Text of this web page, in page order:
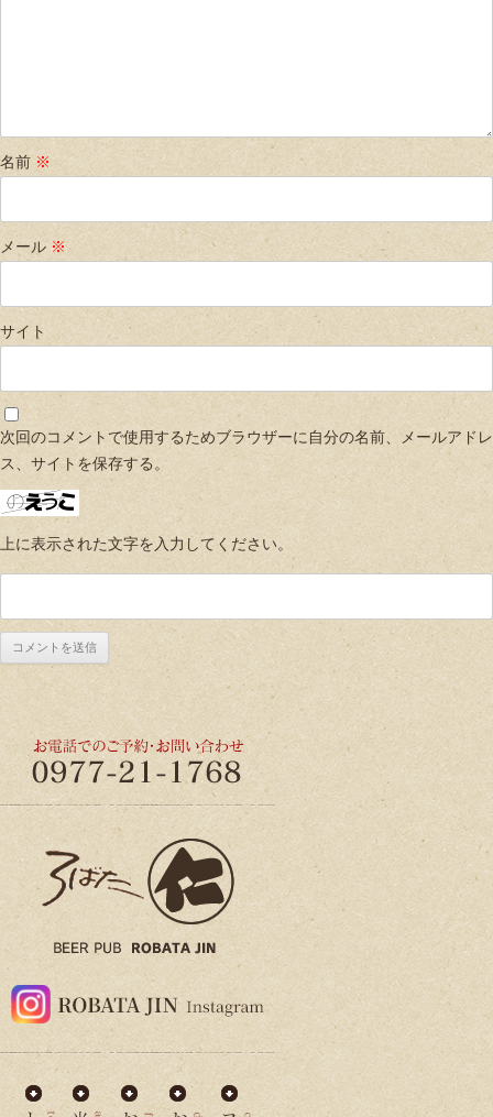
名前 ※
メール※
サイト
次回のコメントで使用するためブラウザーに自分の名前、メールアドレ
ス、サイトを保存する。
上に表示された文字を入力してください。